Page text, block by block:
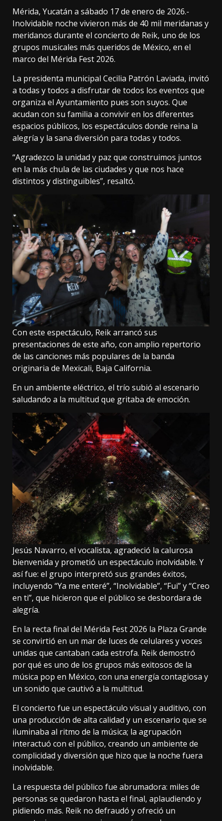
Mérida, Yucatán a sábado 17 de enero de 2026.-
Inolvidable noche vivieron más de 40 mil meridanas y
meridanos durante el concierto de Reik, uno de los
grupos musicales más queridos de México, en el
marco del Mérida Fest 2026.
La presidenta municipal Cecilia Patrón Laviada, invitó
a todas y todos a disfrutar de todos los eventos que
organiza el Ayuntamiento pues son suyos. Que
acudan con su familia a convivir en los diferentes
espacios públicos, los espectáculos donde reina la
alegría y la sana diversión para todas y todos.
“Agradezco la unidad y paz que construimos juntos
en la más chula de las ciudades y que nos hace
distintos y distinguibles”, resaltó.
Con este espectáculo, Reik arrancó sus
presentaciones de este año, con amplio repertorio
de las canciones más populares de la banda
originaria de Mexicali, Baja California.
En un ambiente eléctrico, el trío subió al escenario
saludando a la multitud que gritaba de emoción.
Jesús Navarro, el vocalista, agradeció la calurosa
bienvenida y prometió un espectáculo inolvidable. Y
así fue: el grupo interpretó sus grandes éxitos,
incluyendo “Ya me enteré”, “Inolvidable”, “Fui” y “Creo
en ti”, que hicieron que el público se desbordara de
alegría.
En la recta final del Mérida Fest 2026 la Plaza Grande
se convirtió en un mar de luces de celulares y voces
unidas que cantaban cada estrofa. Reik demostró
por qué es uno de los grupos más exitosos de la
música pop en México, con una energía contagiosa y
un sonido que cautivó a la multitud.
El concierto fue un espectáculo visual y auditivo, con
una producción de alta calidad y un escenario que se
iluminaba al ritmo de la música; la agrupación
interactuó con el público, creando un ambiente de
complicidad y diversión que hizo que la noche fuera
inolvidable.
La respuesta del público fue abrumadora: miles de
personas se quedaron hasta el final, aplaudiendo y
pidiendo más. Reik no defraudó y ofreció un